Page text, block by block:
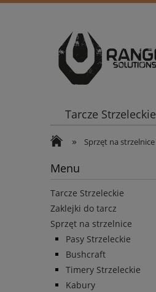
Tarcze Strzeleckie
» Sprzęt na strzelnice
Menu
Tarcze Strzeleckie
Zaklejki do tarcz
Sprzęt na strzelnice
Pasy Strzeleckie
Bushcraft
Timery Strzeleckie
Kabury